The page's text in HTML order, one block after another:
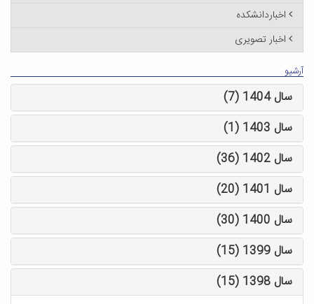
اخباردانشکده
اخبار تصویری
آرشیو
سال 1404 (7)
سال 1403 (1)
سال 1402 (36)
سال 1401 (20)
سال 1400 (30)
سال 1399 (15)
سال 1398 (15)